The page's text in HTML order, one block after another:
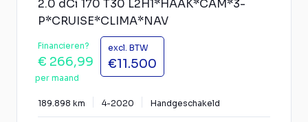
2.0 dCi 170 T30 L2H1*HAAK*CAM*3-
P*CRUISE*CLIMA*NAV
Financieren?
€ 266,99
per maand
excl. BTW
€11.500
189.898 km 4-2020 Handgeschakeld